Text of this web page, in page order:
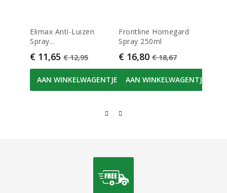
Elimax Anti-Luizen
Spray...
Prijs
€ 11,65 Normale prijs
€ 12,95
AAN WINKELWAGENTJE
Frontline Homegard
Spray 250ml
Prijs
€ 16,80 Normale prijs
€ 18,67
AAN WINKELWAGENTJE